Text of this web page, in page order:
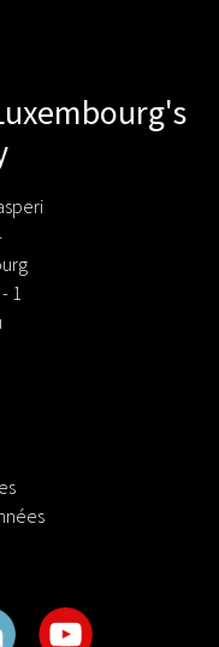
1